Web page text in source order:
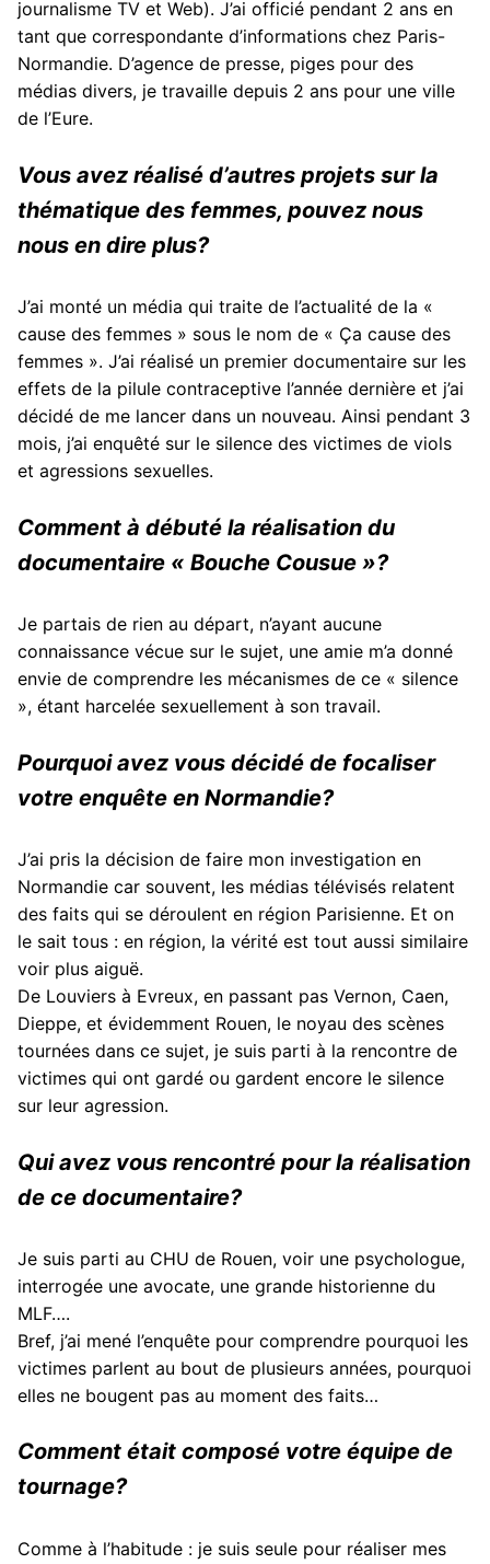
journalisme TV et Web). J’ai officié pendant 2 ans en
tant que correspondante d’informations chez Paris-
Normandie. D’agence de presse, piges pour des
médias divers, je travaille depuis 2 ans pour une ville
de l’Eure.
Vous avez réalisé d’autres projets sur la
thématique des femmes, pouvez nous
nous en dire plus?
J’ai monté un média qui traite de l’actualité de la «
cause des femmes » sous le nom de « Ça cause des
femmes ». J’ai réalisé un premier documentaire sur les
effets de la pilule contraceptive l’année dernière et j’ai
décidé de me lancer dans un nouveau. Ainsi pendant 3
mois, j’ai enquêté sur le silence des victimes de viols
et agressions sexuelles.
Comment à débuté la réalisation du
documentaire « Bouche Cousue »?
Je partais de rien au départ, n’ayant aucune
connaissance vécue sur le sujet, une amie m’a donné
envie de comprendre les mécanismes de ce « silence
», étant harcelée sexuellement à son travail.
Pourquoi avez vous décidé de focaliser
votre enquête en Normandie?
J’ai pris la décision de faire mon investigation en
Normandie car souvent, les médias télévisés relatent
des faits qui se déroulent en région Parisienne. Et on
le sait tous : en région, la vérité est tout aussi similaire
voir plus aiguë.
De Louviers à Evreux, en passant pas Vernon, Caen,
Dieppe, et évidemment Rouen, le noyau des scènes
tournées dans ce sujet, je suis parti à la rencontre de
victimes qui ont gardé ou gardent encore le silence
sur leur agression.
Qui avez vous rencontré pour la réalisation
de ce documentaire?
Je suis parti au CHU de Rouen, voir une psychologue,
interrogée une avocate, une grande historienne du
MLF….
Bref, j’ai mené l’enquête pour comprendre pourquoi les
victimes parlent au bout de plusieurs années, pourquoi
elles ne bougent pas au moment des faits…
Comment était composé votre équipe de
tournage?
Comme à l’habitude : je suis seule pour réaliser mes